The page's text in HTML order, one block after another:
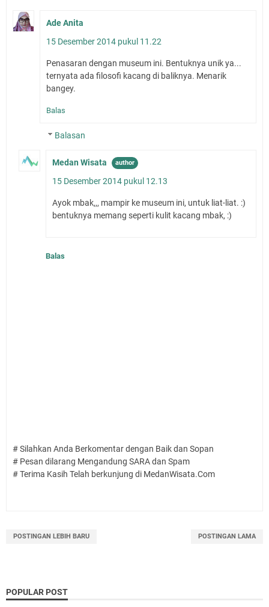
Ade Anita
15 Desember 2014 pukul 11.22
Penasaran dengan museum ini. Bentuknya unik ya...
ternyata ada filosofi kacang di baliknya. Menarik
bangey.
Balas
Balasan
Medan Wisata
15 Desember 2014 pukul 12.13
Ayok mbak,,, mampir ke museum ini, untuk liat-liat. :)
bentuknya memang seperti kulit kacang mbak, :)
Balas
# Silahkan Anda Berkomentar dengan Baik dan Sopan
# Pesan dilarang Mengandung SARA dan Spam
# Terima Kasih Telah berkunjung di MedanWisata.Com
POSTINGAN LEBIH BARU POSTINGAN LAMA
POPULAR POST